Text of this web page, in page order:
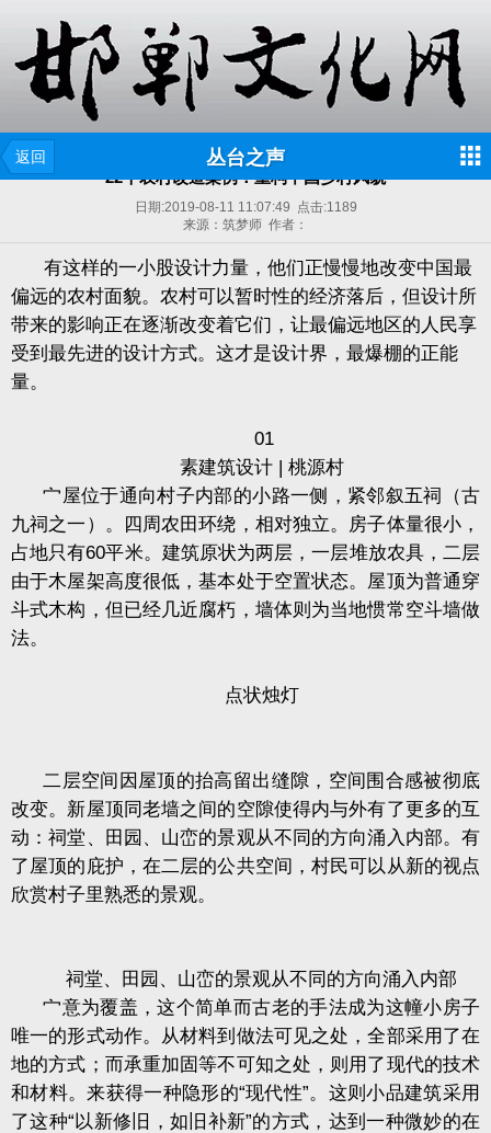
返回 丛台之声
22个农村改造案例：重构中国乡村风貌
日期:2019-08-11 11:07:49 点击:1189
来源：筑梦师 作者：
有这样的一小股设计力量，他们正慢慢地改变中国最
偏远的农村面貌。农村可以暂时性的经济落后，但设计所
带来的影响正在逐渐改变着它们，让最偏远地区的人民享
受到最先进的设计方式。这才是设计界，最爆棚的正能
量。
01
素建筑设计| 桃源村
宀屋位于通向村子内部的小路一侧，紧邻叙五祠（古
九祠之一）。四周农田环绕，相对独立。房子体量很小，
占地只有60平米。建筑原状为两层，一层堆放农具，二层
由于木屋架高度很低，基本处于空置状态。屋顶为普通穿
斗式木构，但已经几近腐朽，墙体则为当地惯常空斗墙做
法。
点状烛灯
二层空间因屋顶的抬高留出缝隙，空间围合感被彻底
改变。新屋顶同老墙之间的空隙使得内与外有了更多的互
动：祠堂、田园、山峦的景观从不同的方向涌入内部。有
了屋顶的庇护，在二层的公共空间，村民可以从新的视点
欣赏村子里熟悉的景观。
祠堂、田园、山峦的景观从不同的方向涌入内部
宀意为覆盖，这个简单而古老的手法成为这幢小房子
唯一的形式动作。从材料到做法可见之处，全部采用了在
地的方式；而承重加固等不可知之处，则用了现代的技术
和材料。来获得一种隐形的“现代性”。这则小品建筑采用
了这种“以新修旧，如旧补新”的方式，达到一种微妙的在